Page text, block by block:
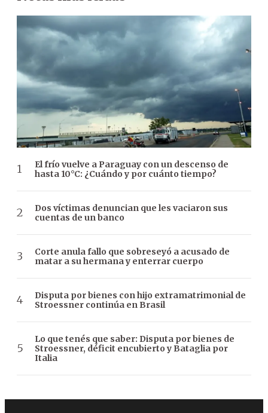
El frío vuelve a Paraguay con un descenso de
hasta 10°C: ¿Cuándo y por cuánto tiempo?
Dos víctimas denuncian que les vaciaron sus
cuentas de un banco
Corte anula fallo que sobreseyó a acusado de
matar a su hermana y enterrar cuerpo
Disputa por bienes con hijo extramatrimonial de
Stroessner continúa en Brasil
Lo que tenés que saber: Disputa por bienes de
Stroessner, déficit encubierto y Bataglia por
Italia